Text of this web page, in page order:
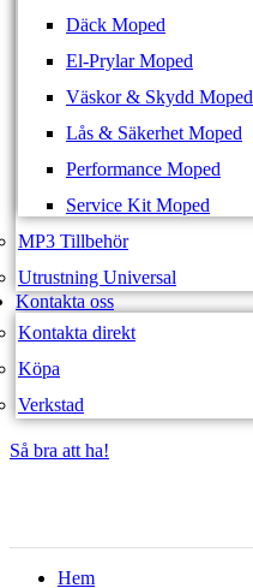
Däck Moped
El-Prylar Moped
Väskor & Skydd Moped
Lås & Säkerhet Moped
Performance Moped
Service Kit Moped
MP3 Tillbehör
Utrustning Universal
Kontakta oss
Kontakta direkt
Köpa
Verkstad
Så bra att ha!
Hem